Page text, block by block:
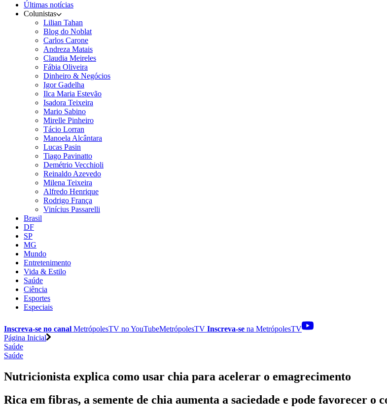
Últimas notícias
Colunistas
Lilian Tahan
Blog do Noblat
Carlos Carone
Andreza Matais
Claudia Meireles
Fábia Oliveira
Dinheiro & Negócios
Igor Gadelha
Ilca Maria Estevão
Isadora Teixeira
Mario Sabino
Mirelle Pinheiro
Tácio Lorran
Manoela Alcântara
Lucas Pasin
Tiago Pavinatto
Demétrio Vecchioli
Reinaldo Azevedo
Milena Teixeira
Alfredo Henrique
Rodrigo França
Vinícius Passarelli
Brasil
DF
SP
MG
Mundo
Entretenimento
Vida & Estilo
Saúde
Ciência
Esportes
Especiais
Inscreva-se no canal MetrópolesTV noYouTubeMetrópolesTV Inscreva-se na MetrópolesTV
Página Inicial
Saúde
Saúde
Nutricionista explica como usar chia para acelerar o emagrecimento
Rica em fibras, a semente de chia aumenta a saciedade e pode favorecer o